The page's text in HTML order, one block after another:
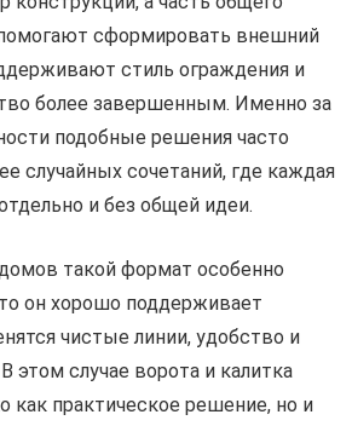
сформировать внешний
стиль ограждения и
более завершенным. Именно за
подобные решения часто
случайных сочетаний, где каждая
и без общей идеи.
такой формат особенно
он хорошо поддерживает
чистые линии, удобство и
этом случае ворота и калитка
как практическое решение, но и